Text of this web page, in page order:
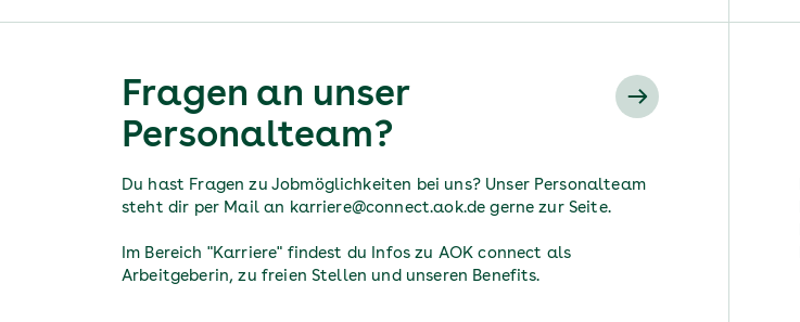
Fragen an unser
Personalteam?
Du hast Fragen zu Jobmöglichkeiten bei uns? Unser Personalteam
steht dir per Mail an karriere@connect.aok.de gerne zur Seite.
Im Bereich "Karriere" findest du Infos zu AOK connect als
Arbeitgeberin, zu freien Stellen und unseren Benefits.